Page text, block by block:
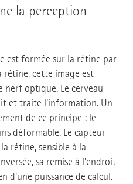
la perception
est formée sur la rétine par
rétine, cette image est
nerf optique. Le cerveau
et traite l’information. Un
de ce principe : le
déformable. Le capteur
rétine, sensible à la
sa remise à l'endroit
d'une puissance de calcul.